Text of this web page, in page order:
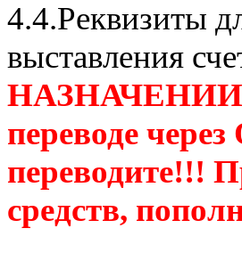
4.4.Реквизиты
выставления
НАЗНАЧЕНИИ
переводе
переводите!!!
средств,